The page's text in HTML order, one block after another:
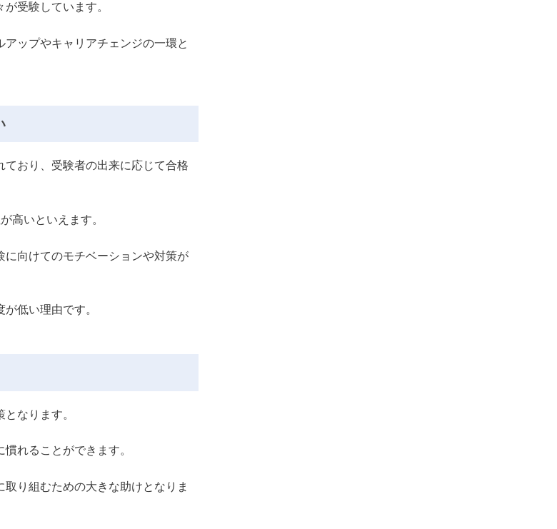
受験しています。
ップやキャリアチェンジの一環と
おり、受験者の出来に応じて合格
高いといえます。
向けてのモチベーションや対策が
低い理由です。
なります。
れることができます。
り組むための大きな助けとなりま